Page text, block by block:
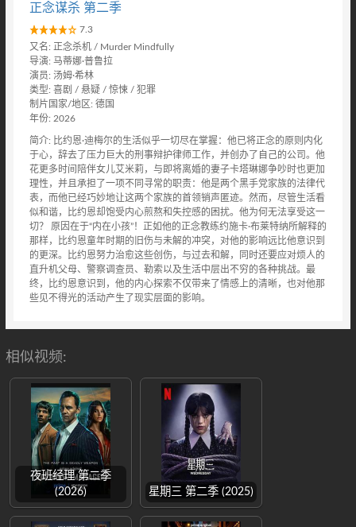
正念谋杀 第二季
7.3
又名: 正念杀机 / Murder Mindfully
导演: 马蒂娜·普鲁拉
演员: 汤姆·希林
类型: 喜剧 / 悬疑 / 惊悚 / 犯罪
制片国家/地区: 德国
年份: 2026
简介: 比约恩·迪梅尔的生活似乎一切尽在掌握：他已将正念的原则内化
于心，辞去了压力巨大的刑事辩护律师工作，并创办了自己的公司。他
花更多时间陪伴女儿艾米莉，与即将离婚的妻子卡塔琳娜争吵时也更加
理性，并且承担了一项不同寻常的职责：他是两个黑手党家族的法律代
表，而他已经巧妙地让这两个家族的首领销声匿迹。然而，尽管生活看
似和谐，比约恩却饱受内心煎熬和失控感的困扰。他为何无法享受这一
切？ 原因在于“内在小孩”！正如他的正念教练约施卡·布莱特纳所解释的
那样，比约恩童年时期的旧伤与未解的冲突，对他的影响远比他意识到
的更深。比约恩努力治愈这些创伤，与过去和解，同时还要应对烦人的
直升机父母、警察调查员、勒索以及生活中层出不穷的各种挑战。最
终，比约恩意识到，他的内心探索不仅带来了情感上的清晰，也对他那
些见不得光的活动产生了现实层面的影响。
相似视频:
夜班经理 第二季
(2026)
星期三 第二季 (2025)